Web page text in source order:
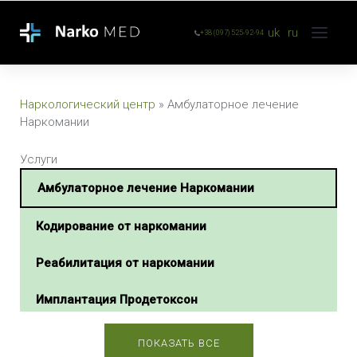
+38 (097) 525-92-94 uk ru
Наркологический центр » Амбулаторное лечение
Наркомании
Услуги
Амбулаторное лечение Наркомании
Кодирование от наркомании
Реабилитация от наркомании
Имплантация Продетоксон
Экстренная наркологическая помощь
ПОКАЗАТЬ ВСЕ